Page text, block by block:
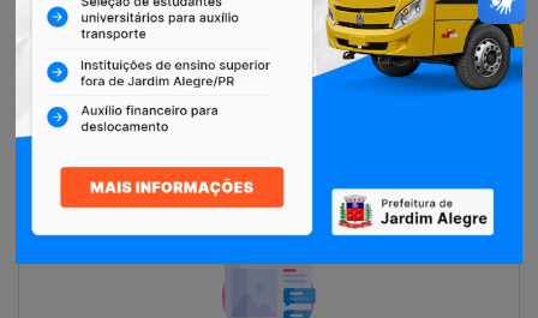
Restituição de Contribuintes